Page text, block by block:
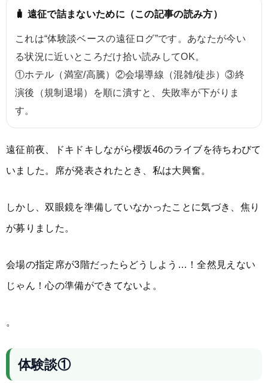
🧳 遠征で詰まないために（この記事の読み方）
これは“体験談ベースの遠征ログ”です。あなたが今い
る状況に近いところだけ拾い読みしてOK。
①ホテル（満室/高騰）②会場導線（混雑/徒歩）③終
演後（規制退場）を順に潰すと、失敗率が下がりま
す。
遠征前夜、ドキドキしながら櫻坂46のライブを待ちわびて
いました。席が発表されたとき、私は大興奮。
しかし、双眼鏡を準備していなかったことに気づき、焦り
が募りました。
会場の指定席が3階だったらどうしよう…！全然見えない
じゃん！心の準備ができてないよ。
体験談①